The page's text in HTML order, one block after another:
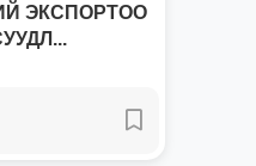
ЭКСПОРТОО